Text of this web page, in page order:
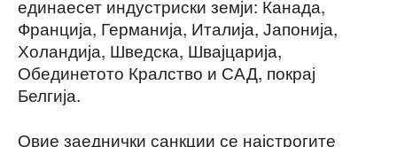
единаесет индустриски земји: Канада,
Франција, Германија, Италија, Јапонија,
Холандија, Шведска, Швајцарија,
Обединетото Кралство и САД, покрај
Белгија.
Овие заеднички санкции се најстрогите